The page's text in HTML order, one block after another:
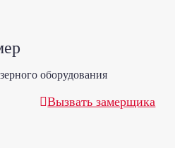
оборудования
Вызвать замерщика